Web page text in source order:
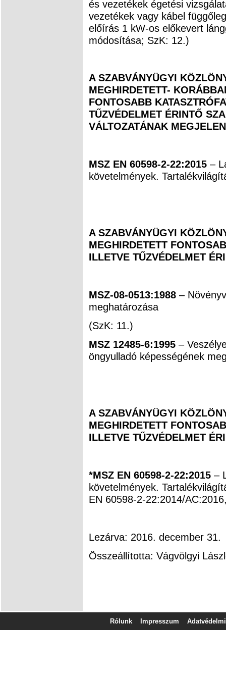
és vezetékek égetési
vezetékek vagy kábel
előírás 1 kW-os előkevert
módosítása; SzK: 12.)
A SZABVÁNYÜGYI
MEGHIRDETETT-
FONTOSABB
TŰZVÉDELMET ÉRINTŐ
VÁLTOZATÁNAK
MSZ EN 60598-2-22:2015–
követelmények.
A SZABVÁNYÜGYI
MEGHIRDETETT
ILLETVE TŰZVÉDELMET
MSZ-08-0513:1988–
meghatározása
(SzK: 11.)
MSZ 12485-6:1995–
öngyulladó képességének
A SZABVÁNYÜGYI
MEGHIRDETETT
ILLETVE TŰZVÉDELMET
*MSZ EN 60598-2-22:2015–
követelmények.
EN 60598-2-22:2014/
Lezárva: 2016. december 31.
Összeállította: Vágvölgyi
Rólunk Impresszum